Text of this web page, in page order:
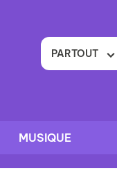
PARTOUT
MUSIQUE